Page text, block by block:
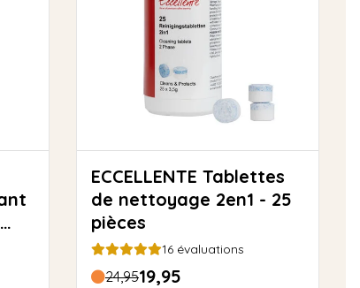
ECCELLENTE Tablettes
de nettoyage 2en1 - 25
pièces
16 évaluations
24,9519,95